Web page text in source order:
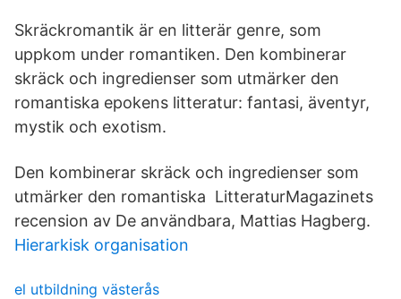
Skräckromantik är en litterär genre, som
uppkom under romantiken. Den kombinerar
skräck och ingredienser som utmärker den
romantiska epokens litteratur: fantasi, äventyr,
mystik och exotism.
Den kombinerar skräck och ingredienser som
utmärker den romantiska LitteraturMagazinets
recension av De användbara, Mattias Hagberg.
Hierarkisk organisation
el utbildning västerås